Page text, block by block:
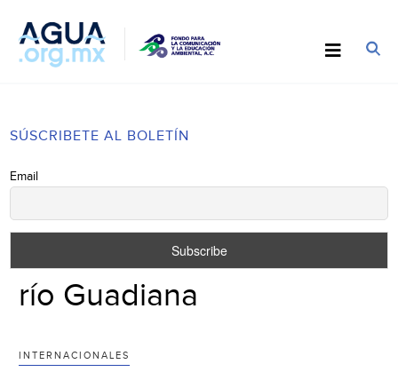
SÚSCRIBETE AL BOLETÍN
Email
río Guadiana
INTERNACIONALES